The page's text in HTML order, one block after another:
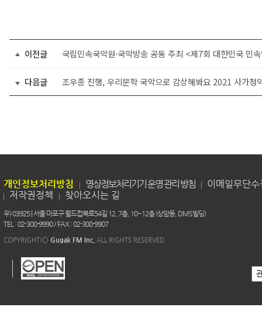
이전글 국립민속국악원·국악방송 공동 주최 <제7회 대한민국 민
다음글 조우종 진행, 우리문학 국악으로 감상해봐요 2021 사가청
개인정보처리방침 영상정보처리기기 운영 관리 방침
이메일무단
저작권정책
찾아오시는 길
우) 03925 | 서울 마포구 월드컵북로54길 12, 7층, 10~12층 (상암동, DMS빌딩)
TEL : 02-300-9990 / FAX : 02-300-9907
COPYRIGHT(C) Gugak FM Inc. ALL RIGHTS RESERVED.